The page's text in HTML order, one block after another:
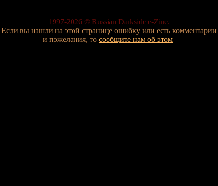
1997-2026 © Russian Darkside e-Zine.
Если вы нашли на этой странице ошибку или есть комментарии
и пожелания, то сообщите нам об этом